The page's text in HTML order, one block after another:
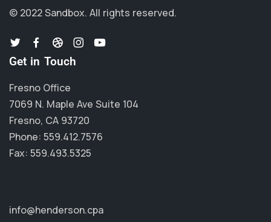
© 2022 Sandbox. All rights reserved.
Get in Touch
Fresno Office
7069 N. Maple Ave Suite 104
Fresno, CA 93720
Phone: 559.412.7576
Fax: 559.493.5325
info@henderson.cpa